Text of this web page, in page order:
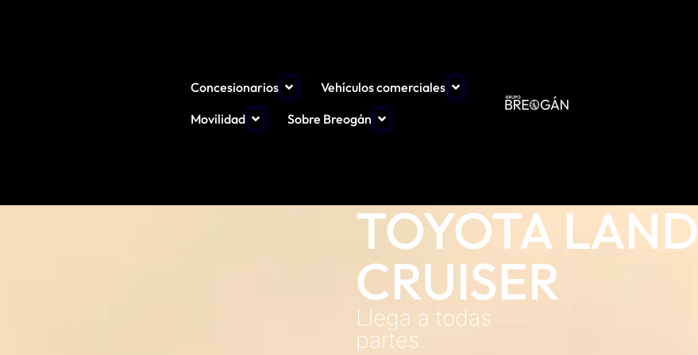
Concesionarios
Vehículos comerciales
Movilidad
Sobre Breogán
TOYOTA LAND
CRUISER
Llega a todas
partes.